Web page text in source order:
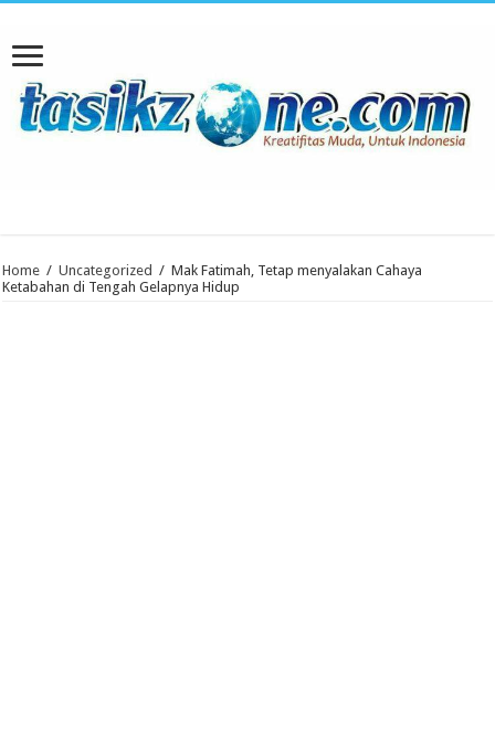
Home / Uncategorized / Mak Fatimah, Tetap menyalakan Cahaya
Ketabahan di Tengah Gelapnya Hidup